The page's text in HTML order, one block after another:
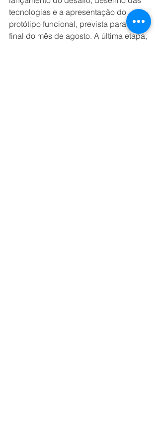
tecnologias e a apresentação do
protótipo funcional, prevista para o
final do mês de agosto. A última etapa,